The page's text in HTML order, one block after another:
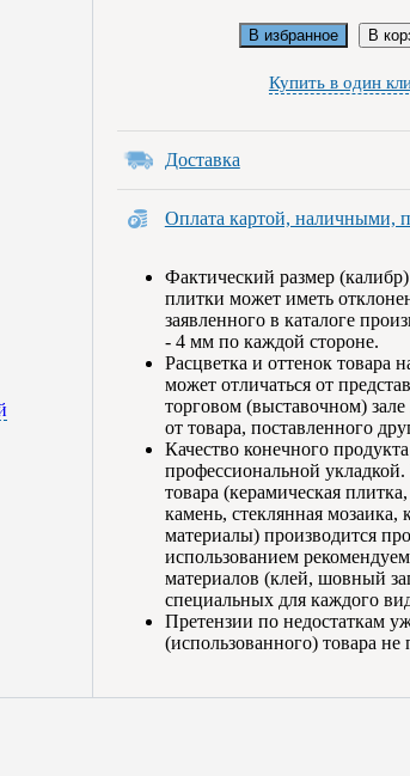
В избранное В
Купить в один
Доставка
Оплата картой, наличными,
Фактический размер
плитки может иметь
заявленного в каталоге
- 4 мм по каждой стороне.
Расцветка и оттенок товара
может отличаться от
торговом (выставочном)
от товара, поставленного
Качество конечного
профессиональной
товара (керамическая
камень, стеклянная мозаика,
материалы) производится
использованием
материалов (клей, шовный
специальных для каждого
Претензии по недостаткам
(использованного) товара